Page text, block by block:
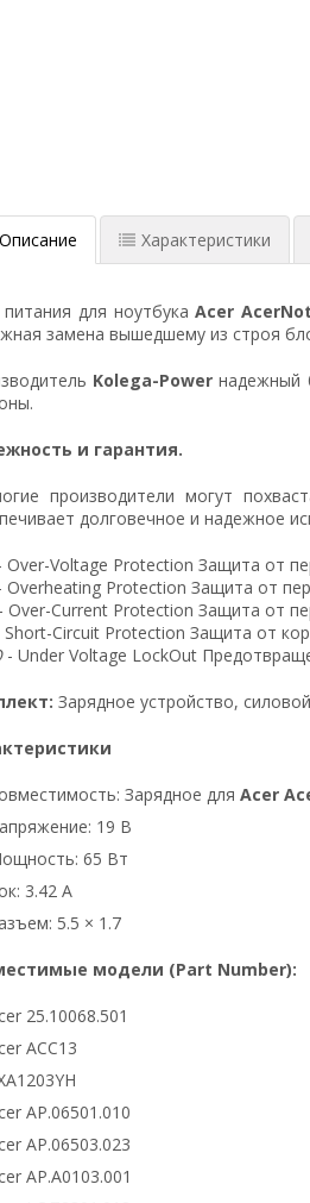
Описание Характеристики
питания для ноутбукаAcer
замена вышедшему из строя
Kolega-Powerнадежный
и гарантия.
производители могут
долговечное и надежное
Voltage Protection Защита от
Protection Защита от
Current Protection Защита от
Circuit Protection Защита от
- Under Voltage LockOut
Зарядное устройство,
Зарядное для Acer
19 В
65 Вт
3.42 А
5.5 × 1.7
модели (Part Number):
25.10068.501
ACC13
AP.06501.010
AP.06503.023
AP.A0103.001